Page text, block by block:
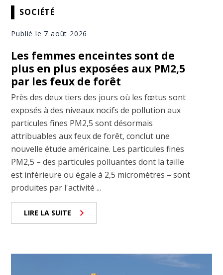
SOCIÉTÉ
Publié le 7 août 2026
Les femmes enceintes sont de
plus en plus exposées aux PM2,5
par les feux de forêt
Près des deux tiers des jours où les fœtus sont
exposés à des niveaux nocifs de pollution aux
particules fines PM2,5 sont désormais
attribuables aux feux de forêt, conclut une
nouvelle étude américaine. Les particules fines
PM2,5 – des particules polluantes dont la taille
est inférieure ou égale à 2,5 micromètres – sont
produites par l'activité ...
LIRE LA SUITE